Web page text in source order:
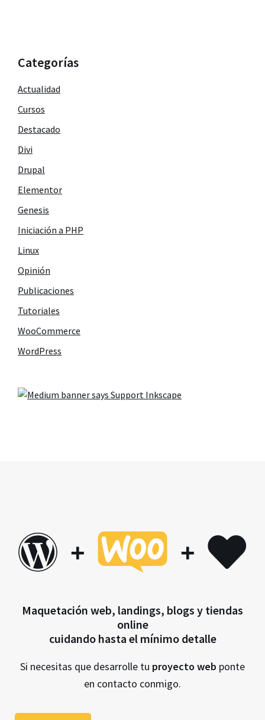
Categorías
Actualidad
Cursos
Destacado
Divi
Drupal
Elementor
Genesis
Iniciación a PHP
Linux
Opinión
Publicaciones
Tutoriales
WooCommerce
WordPress
+ +
Maquetación web, landings, blogs y tiendas
online
cuidando hasta el mínimo detalle
Si necesitas que desarrolle tu proyecto web ponte
en contacto conmigo.